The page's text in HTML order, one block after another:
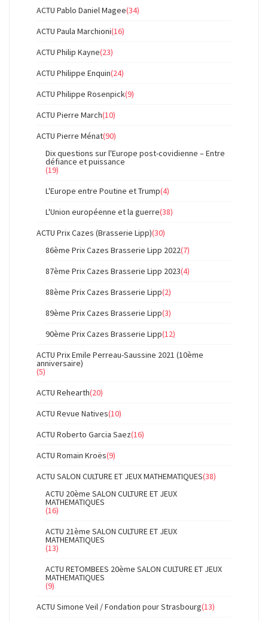
ACTU Pablo Daniel Magee(34)
ACTU Paula Marchioni(16)
ACTU Philip Kayne(23)
ACTU Philippe Enquin(24)
ACTU Philippe Rosenpick(9)
ACTU Pierre March(10)
ACTU Pierre Ménat(90)
Dix questions sur l'Europe post-covidienne – Entre
défiance et puissance
(19)
L'Europe entre Poutine et Trump(4)
L'Union européenne et la guerre(38)
ACTU Prix Cazes (Brasserie Lipp)(30)
86ème Prix Cazes Brasserie Lipp 2022(7)
87ème Prix Cazes Brasserie Lipp 2023(4)
88ème Prix Cazes Brasserie Lipp(2)
89ème Prix Cazes Brasserie Lipp(3)
90ème Prix Cazes Brasserie Lipp(12)
ACTU Prix Emile Perreau-Saussine 2021 (10ème
anniversaire)
(5)
ACTU Rehearth(20)
ACTU Revue Natives(10)
ACTU Roberto Garcia Saez(16)
ACTU Romain Kroës(9)
ACTU SALON CULTURE ET JEUX MATHEMATIQUES(38)
ACTU 20ème SALON CULTURE ET JEUX
MATHEMATIQUES
(16)
ACTU 21ème SALON CULTURE ET JEUX
MATHEMATIQUES
(13)
ACTU RETOMBEES 20ème SALON CULTURE ET JEUX
MATHEMATIQUES
(9)
ACTU Simone Veil / Fondation pour Strasbourg(13)